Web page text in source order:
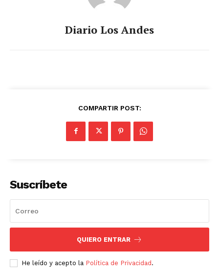
Diario Los Andes
COMPARTIR POST:
Suscríbete
QUIERO ENTRAR
He leído y acepto la Política de Privacidad.